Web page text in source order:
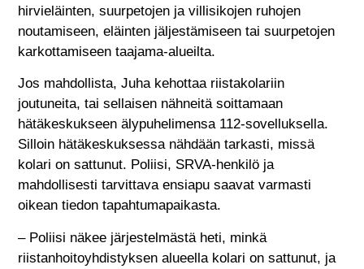
hirvieläinten, suurpetojen ja villisikojen ruhojen
noutamiseen, eläinten jäljestämiseen tai suurpetojen
karkottamiseen taajama-alueilta.
Jos mahdollista, Juha kehottaa riistakolariin
joutuneita, tai sellaisen nähneitä soittamaan
hätäkeskukseen älypuhelimensa 112-sovelluksella.
Silloin hätäkeskuksessa nähdään tarkasti, missä
kolari on sattunut. Poliisi, SRVA-henkilö ja
mahdollisesti tarvittava ensiapu saavat varmasti
oikean tiedon tapahtumapaikasta.
– Poliisi näkee järjestelmästä heti, minkä
riistanhoitoyhdistyksen alueella kolari on sattunut, ja